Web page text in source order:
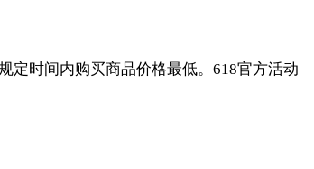
定时间内购买商品价格最低。618官方活动